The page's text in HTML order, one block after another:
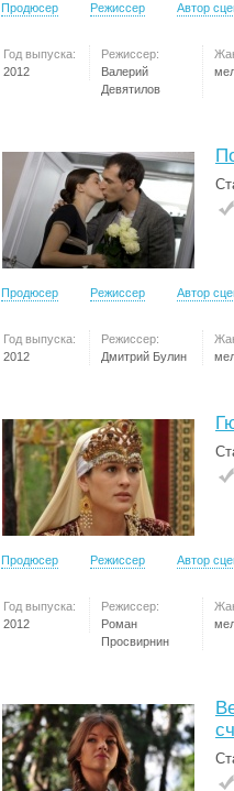
Продюсер Режиссер Автор
Год выпуска:
2012
Режиссер:
Валерий
Девятилов
Продюсер Режиссер Автор
Год выпуска:
2012
Режиссер:
Дмитрий Булин
Продюсер Режиссер Автор
Год выпуска:
2012
Режиссер:
Роман
Просвирнин